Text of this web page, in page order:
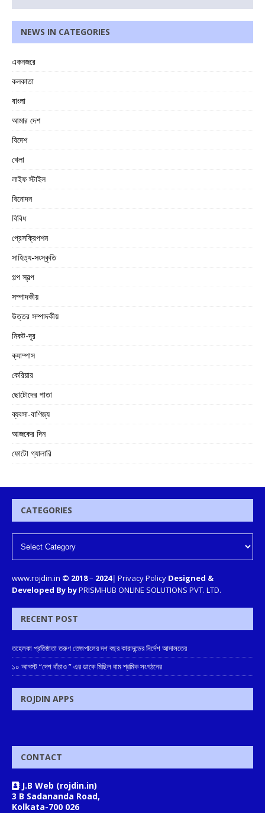
NEWS IN CATEGORIES
একনজরে
কলকাতা
বাংলা
আমার দেশ
বিদেশ
খেলা
লাইফ স্টাইল
বিনোদন
বিবিধ
প্রেসক্রিপশন
সাহিত্য-সংস্কৃতি
গল্প স্বল্প
সম্পাদকীয়
উত্তর সম্পাদকীয়
নিকট-দূর
ক্যাম্পাস
কেরিয়ার
ছোটোদের পাতা
ব্যবসা-বাণিজ্য
আজকের দিন
ফোটো গ্যালারি
CATEGORIES
www.rojdin.in © 2018– 2024| Privacy Policy Designed &
Developed By byPRISMHUB ONLINE SOLUTIONS PVT. LTD.
RECENT POST
তহেলকা প্রতিষ্ঠাতা তরুণ তেজপালের দশ বছর কারাদন্ডের নির্দেশ আদালতের
১০ আগস্ট “দেশ বাঁচাও ” এর ডাকে মিছিল বাম শ্রমিক সংগঠনের
ROJDIN APPS
CONTACT
J.B Web (rojdin.in)
3 B Sadananda Road,
Kolkata-700 026